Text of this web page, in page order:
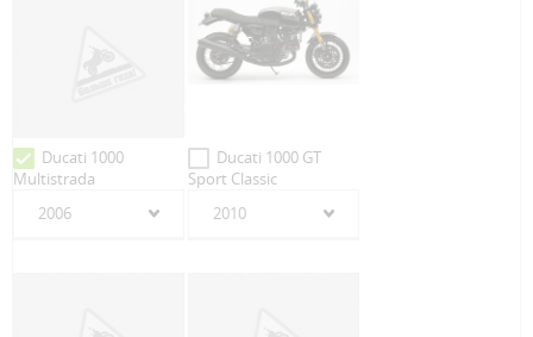
Ducati 1000
Multistrada
2006
Ducati 1000 GT
Sport Classic
2010